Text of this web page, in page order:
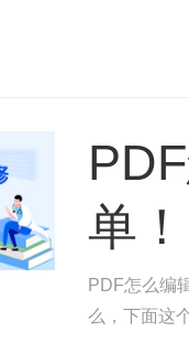
单！
PDF怎么编
么，下面这